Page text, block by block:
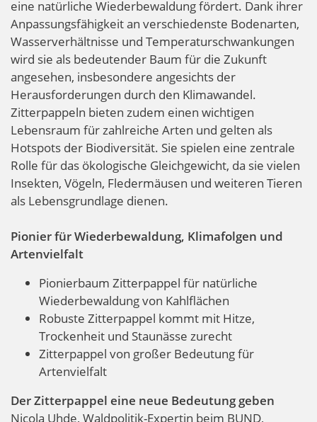
eine natürliche Wiederbewaldung fördert. Dank ihrer
Anpassungsfähigkeit an verschiedenste Bodenarten,
Wasserverhältnisse und Temperaturschwankungen
wird sie als bedeutender Baum für die Zukunft
angesehen, insbesondere angesichts der
Herausforderungen durch den Klimawandel.
Zitterpappeln bieten zudem einen wichtigen
Lebensraum für zahlreiche Arten und gelten als
Hotspots der Biodiversität. Sie spielen eine zentrale
Rolle für das ökologische Gleichgewicht, da sie vielen
Insekten, Vögeln, Fledermäusen und weiteren Tieren
als Lebensgrundlage dienen.
Pionier für Wiederbewaldung, Klimafolgen und
Artenvielfalt
Pionierbaum Zitterpappel für natürliche
Wiederbewaldung von Kahlflächen
Robuste Zitterpappel kommt mit Hitze,
Trockenheit und Staunässe zurecht
Zitterpappel von großer Bedeutung für
Artenvielfalt
Der Zitterpappel eine neue Bedeutung geben
Nicola Uhde, Waldpolitik-Expertin beim BUND,